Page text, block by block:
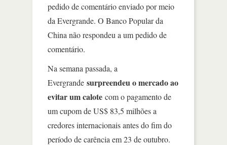
pedido de comentário enviado por meio
da Evergrande. O Banco Popular da
China não respondeu a um pedido de
comentário.
Na semana passada, a
Evergrande surpreendeu o mercado ao
evitar um calote com o pagamento de
um cupom de US$ 83,5 milhões a
credores internacionais antes do fim do
período de carência em 23 de outubro.